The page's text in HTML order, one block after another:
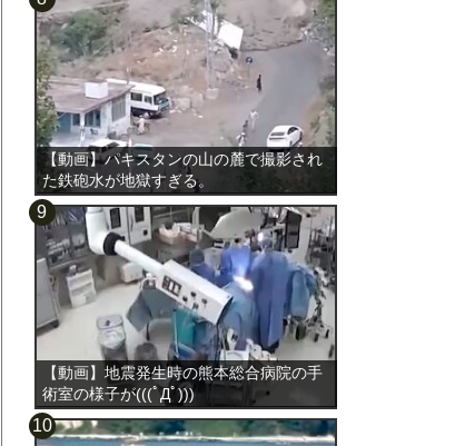
【動画】パキスタンの山の麓で撮影され
た鉄砲水が地獄すぎる。
【動画】地震発生時の熊本総合病院の手
術室の様子が(((ﾟДﾟ)))